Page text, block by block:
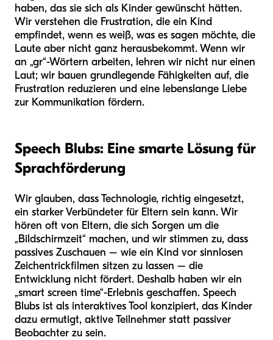
haben, das sie sich als Kinder gewünscht hätten.
Wir verstehen die Frustration, die ein Kind
empfindet, wenn es weiß, was es sagen möchte, die
Laute aber nicht ganz herausbekommt. Wenn wir
an „gr“-Wörtern arbeiten, lehren wir nicht nur einen
Laut; wir bauen grundlegende Fähigkeiten auf, die
Frustration reduzieren und eine lebenslange Liebe
zur Kommunikation fördern.
Speech Blubs: Eine smarte Lösung für
Sprachförderung
Wir glauben, dass Technologie, richtig eingesetzt,
ein starker Verbündeter für Eltern sein kann. Wir
hören oft von Eltern, die sich Sorgen um die
„Bildschirmzeit“ machen, und wir stimmen zu, dass
passives Zuschauen – wie ein Kind vor sinnlosen
Zeichentrickfilmen sitzen zu lassen – die
Entwicklung nicht fördert. Deshalb haben wir ein
„smart screen time“-Erlebnis geschaffen. Speech
Blubs ist als interaktives Tool konzipiert, das Kinder
dazu ermutigt, aktive Teilnehmer statt passiver
Beobachter zu sein.